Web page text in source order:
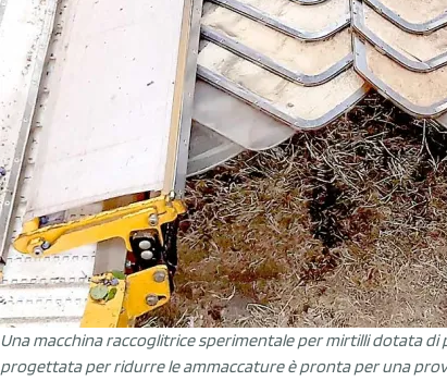
Una macchina raccoglitrice sperimentale per mirtilli dotata
progettata per ridurre le ammaccature è pronta per una